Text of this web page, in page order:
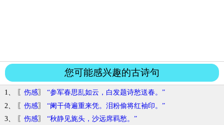
您可能感兴趣的古诗句
1、 〖 伤感〗 “参军春思乱如云，白发题诗愁送春。”
2、 〖 伤感〗 “阑干倚遍重来凭。泪粉偷将红袖印。”
3、 〖 伤感〗 “秋静见旄头，沙远席羁愁。”